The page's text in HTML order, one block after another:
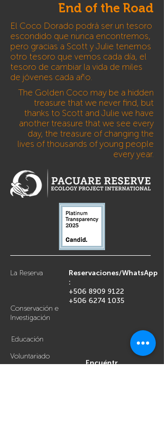
End of the Road
El Coco Dorado podrá ser un tesoro
escondido que nunca encontremos,
pero gracias a Scott y Julie tenemos
otro tesoro que vemos cada día, el
tesoro de cambiar la vida de miles
de jóvenes cada año.
The Golden Coco may be a hidden
treasure that we never find, but
thanks to Scott and Julie we have
another treasure that we see every
day, the treasure of changing the
lives of thousands of young people
every year.
La Reserva
Conservación e
Investigación
Reservaciones/WhatsApp
:
+506 8909 9122
+506 6274 1035
Educación
Voluntariado
Encuéntr